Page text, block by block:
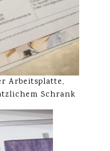
Arbeitsplatte,
Schrank